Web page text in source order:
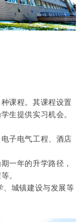
课程。其课程设置
生提供实习机会。
子电气工程、酒店
一年的升学路径，
。
、城镇建设与发展等